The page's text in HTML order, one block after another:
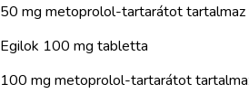
50 mg metoprolol-tartarátot
Egilok 100 mg tabletta
100 mg metoprolol-tartarátot